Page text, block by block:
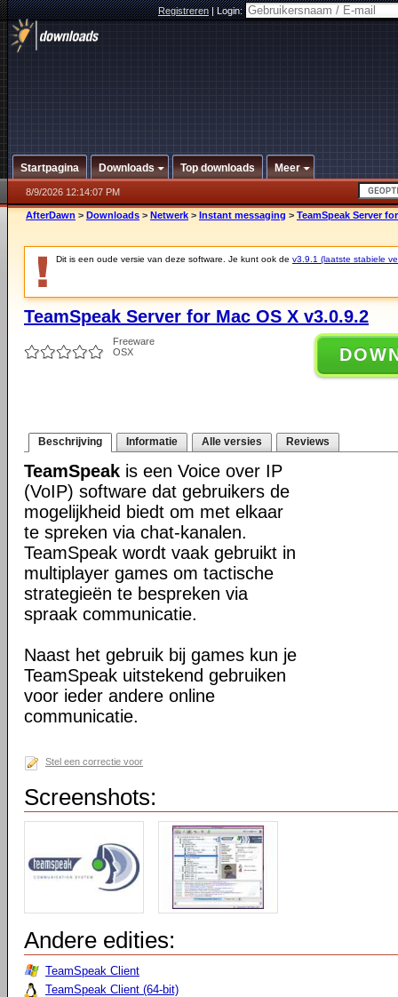
Registreren|Login:
Startpagina Downloads Top downloads Meer
8/9/2026 12:14:07 PM
AfterDawn > Downloads > Netwerk > Instant messaging > TeamSpeak Server
Dit is een oude versie van deze software. Je kunt ook de v3.9.1 (laatste stabiele
TeamSpeak Server for Mac OS X v3.0.9.2
Freeware
OSX
Beschrijving Informatie Alle versies Reviews
TeamSpeak is een Voice over IP
(VoIP) software dat gebruikers de
mogelijkheid biedt om met elkaar
te spreken via chat-kanalen.
TeamSpeak wordt vaak gebruikt in
multiplayer games om tactische
strategieën te bespreken via
spraak communicatie.
Naast het gebruik bij games kun je
TeamSpeak uitstekend gebruiken
voor ieder andere online
communicatie.
Stel een correctie voor
Screenshots:
Andere edities:
TeamSpeak Client
TeamSpeak Client (64-bit)